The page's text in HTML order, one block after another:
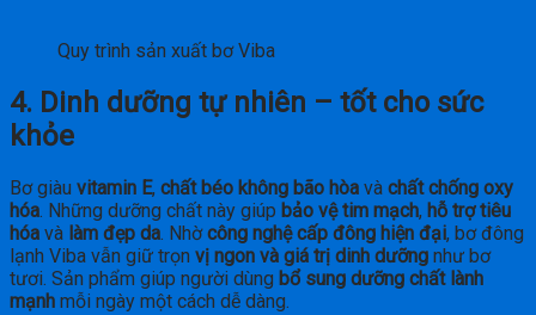
Quy trình sản xuất bơ Viba
4. Dinh dưỡng tự nhiên – tốt cho sức
khỏe
Bơ giàu vitamin E, chất béo không bão hòa và chất chống oxy
hóa. Những dưỡng chất này giúp bảo vệ tim mạch, hỗ trợ tiêu
hóa và làm đẹp da. Nhờcông nghệ cấp đông hiện đại, bơ đông
lạnh Viba vẫn giữ trọn vị ngon và giá trị dinh dưỡng như bơ
tươi. Sản phẩm giúp người dùng bổ sung dưỡng chất lành
mạnh mỗi ngày một cách dễ dàng.